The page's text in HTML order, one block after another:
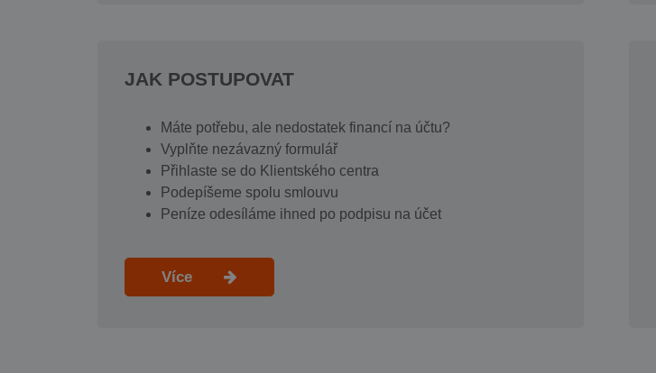
JAK POSTUPOVAT
Máte potřebu, ale nedostatek financí na účtu?
Vyplňte nezávazný formulář
Přihlaste se do Klientského centra
Podepíšeme spolu smlouvu
Peníze odesíláme ihned po podpisu na účet
Více